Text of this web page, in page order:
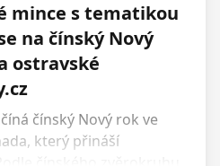
mince s tematikou
na čínský Nový
ostravské
čínský Nový rok ve
který přináší